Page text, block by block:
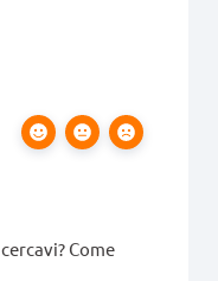
Come